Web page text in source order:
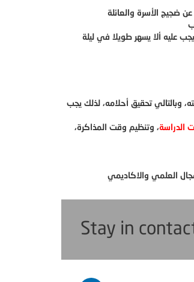
عليه ألا يسهر طويلا في ليلة
وبالتالي تحقيق أحلامه، لذلك يجب
الدراسة، وتنظيم وقت المذاكرة،
Stay in